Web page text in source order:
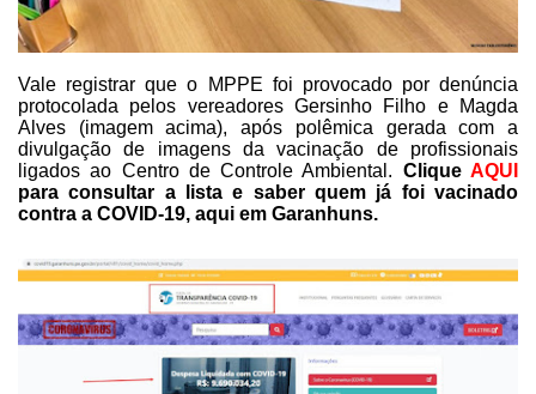
Vale registrar que o MPPE foi provocado por denúncia
protocolada pelos vereadores Gersinho Filho e Magda
Alves (imagem acima), após polêmica gerada com a
divulgação de imagens da vacinação de profissionais
ligados ao Centro de Controle Ambiental. Clique AQUI
para consultar a lista e saber quem já foi vacinado
contra a COVID-19, aqui em Garanhuns.